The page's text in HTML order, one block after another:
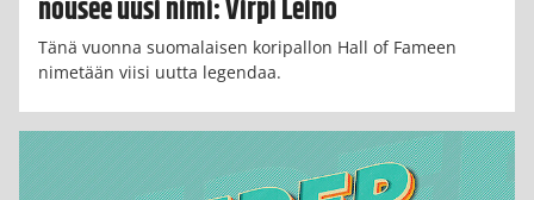
nousee uusi nimi: Virpi Leino
Tänä vuonna suomalaisen koripallon Hall of Fameen
nimetään viisi uutta legendaa.